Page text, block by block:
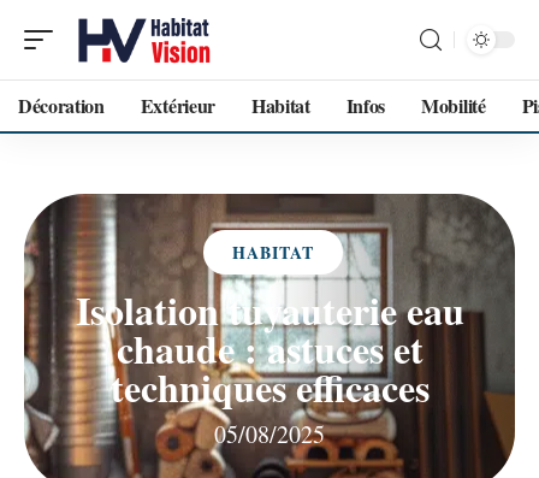
Décoration Extérieur Habitat Infos Mobilité
HABITAT
Isolation tuyauterie eau
chaude : astuces et
techniques efficaces
05/08/2025